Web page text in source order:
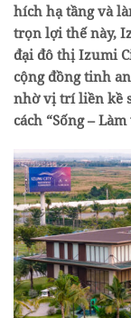
hích hạ tầng và
trọn lợi thế này,
đại đô thị Izumi
cộng đồng tinh
nhờ vị trí liền kề
cách “Sống –